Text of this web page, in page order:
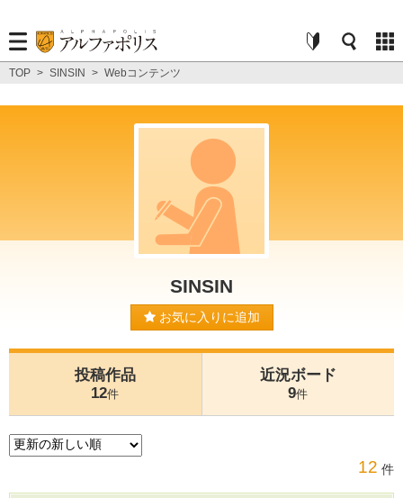
TOP > SINSIN > Webコンテンツ
SINSIN
お気に入りに追加
投稿作品
12件
近況ボード
9件
12 件